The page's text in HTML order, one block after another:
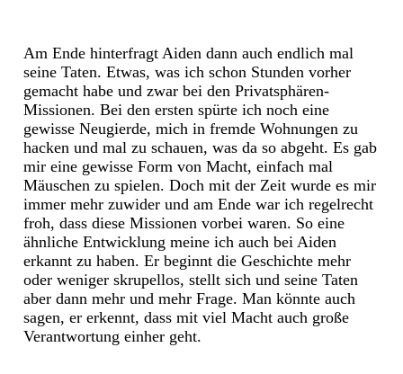
Am Ende hinterfragt Aiden dann auch endlich mal
seine Taten. Etwas, was ich schon Stunden vorher
gemacht habe und zwar bei den Privatsphären-
Missionen. Bei den ersten spürte ich noch eine
gewisse Neugierde, mich in fremde Wohnungen zu
hacken und mal zu schauen, was da so abgeht. Es gab
mir eine gewisse Form von Macht, einfach mal
Mäuschen zu spielen. Doch mit der Zeit wurde es mir
immer mehr zuwider und am Ende war ich regelrecht
froh, dass diese Missionen vorbei waren. So eine
ähnliche Entwicklung meine ich auch bei Aiden
erkannt zu haben. Er beginnt die Geschichte mehr
oder weniger skrupellos, stellt sich und seine Taten
aber dann mehr und mehr Frage. Man könnte auch
sagen, er erkennt, dass mit viel Macht auch große
Verantwortung einher geht.